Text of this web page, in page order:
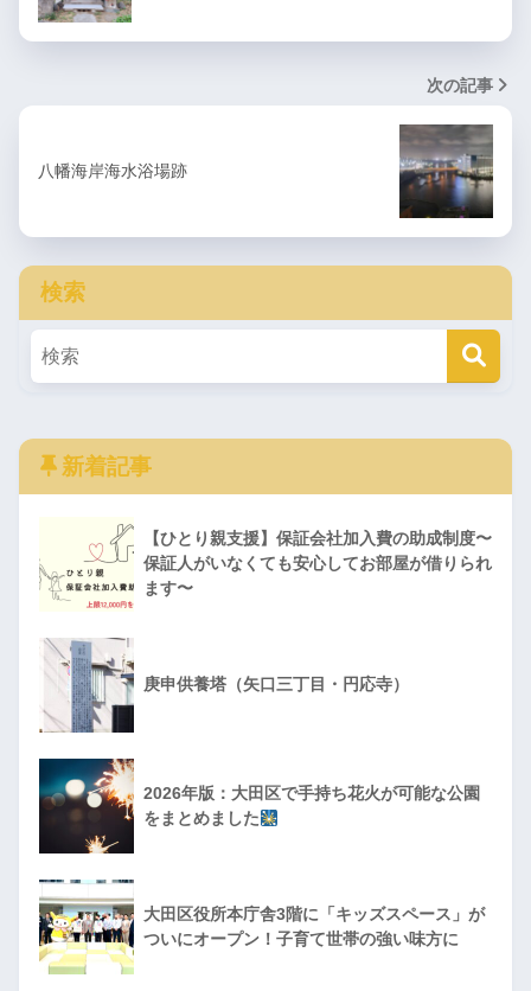
次の記事
八幡海岸海水浴場跡
検索
新着記事
【ひとり親支援】保証会社加入費の助成制度〜
保証人がいなくても安心してお部屋が借りられ
ます〜
庚申供養塔（矢口三丁目・円応寺）
2026年版：大田区で手持ち花火が可能な公園
をまとめました
大田区役所本庁舎3階に「キッズスペース」が
ついにオープン！子育て世帯の強い味方に